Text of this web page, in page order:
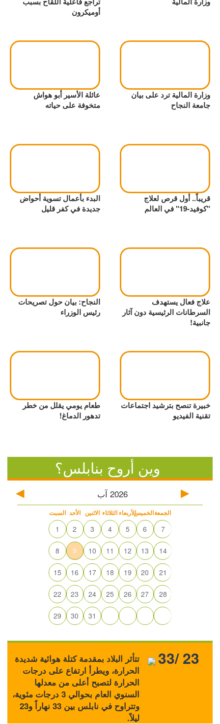
أوميكرون
وزارة المالية ترد على بيان
جامعة النجاح
عائلة الأسير أبو هواش
متخوفة على حياته
قريباً.. أول قرص لعلاج
"كوفيد-19" في العالم
البدء بأعمال تسوية أحواض
جديدة في كفر قليل
علاج فعال يستهدف
السرطانات الرئيسية دون آثار
جانبية!
النجاح: بيان حول تصريحات
رئيس الوزراء
خبيرة تنصح بترشيد اجتماعات
تقنية الفيديو
طعام يومي يقلل من خطر
تدهور الدماغ!
وين أروح بنابلس؟
2026 آب
السبت الأحد الاثنين الثلاثاء الأربعاءالخميسالجمعة
1 2 3 4 5 6 7
8 9 10 11 12 13 14
15 16 17 18 19 20 21
22 23 24 25 26 27 28
29 30 31
تتأثر البلاد بمقدمة كتلة هوائية شديدة
الحرارة، ويطرأ ارتفاع على درجات
الحرارة لتصبح أعلى من معدلها
السنوي العام بحوالي 3 درجات مئوية،
وتتراوح في نابلس بين 33 نهاراً و23
ليلاً.
33/ 23